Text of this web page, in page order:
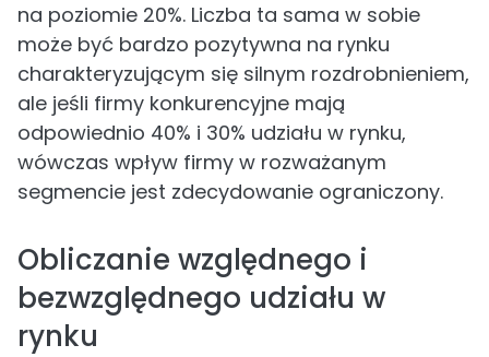
na poziomie 20%. Liczba ta sama w sobie
może być bardzo pozytywna na rynku
charakteryzującym się silnym rozdrobnieniem,
ale jeśli firmy konkurencyjne mają
odpowiednio 40% i 30% udziału w rynku,
wówczas wpływ firmy w rozważanym
segmencie jest zdecydowanie ograniczony.
Obliczanie względnego i
bezwzględnego udziału w
rynku